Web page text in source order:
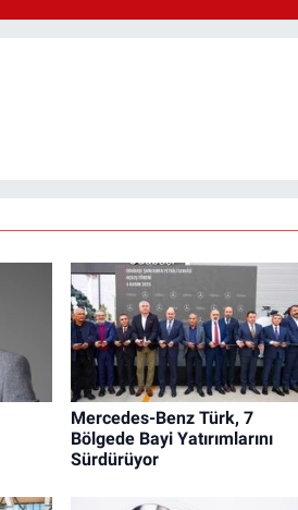
Mercedes-Benz Türk, 7
Bölgede Bayi Yatırımlarını
Sürdürüyor